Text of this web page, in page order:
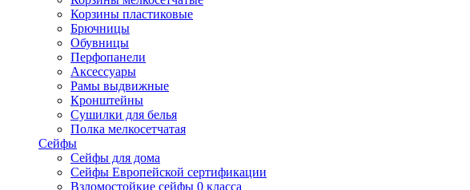
Корзины пластиковые
Брючницы
Обувницы
Перфопанели
Аксессуары
Рамы выдвижные
Кронштейны
Сушилки для белья
Полка мелкосетчатая
Сейфы
Сейфы для дома
Сейфы Европейской сертификации
Взломостойкие сейфы 0 класса